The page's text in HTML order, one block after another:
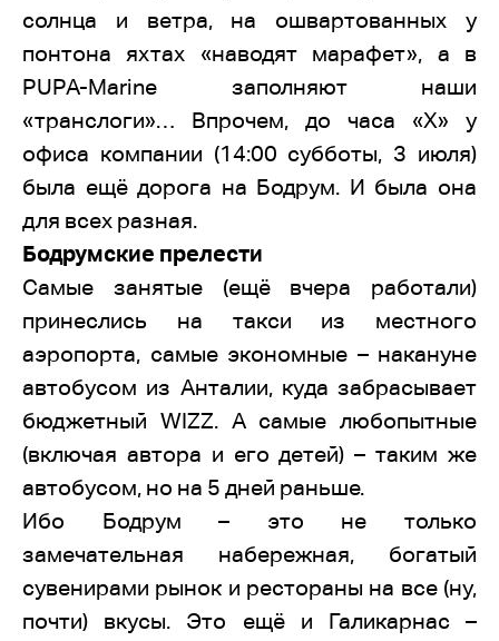
солнца и ветра, на ошвартованных у
понтона яхтах «наводят марафет», а в
PUPA-Marine заполняют наши
«транслоги»… Впрочем, до часа «Х» у
офиса компании (14:00 субботы, 3 июля)
была ещё дорога на Бодрум. И была она
для всех разная.
Бодрумские прелести
Самые занятые (ещё вчера работали)
принеслись на такси из местного
аэропорта, самые экономные – накануне
автобусом из Анталии, куда забрасывает
бюджетный WIZZ. А самые любопытные
(включая автора и его детей) – таким же
автобусом, но на 5 дней раньше.
Ибо Бодрум – это не только
замечательная набережная, богатый
сувенирами рынок и рестораны на все (ну,
почти) вкусы. Это ещё и Галикарнас –